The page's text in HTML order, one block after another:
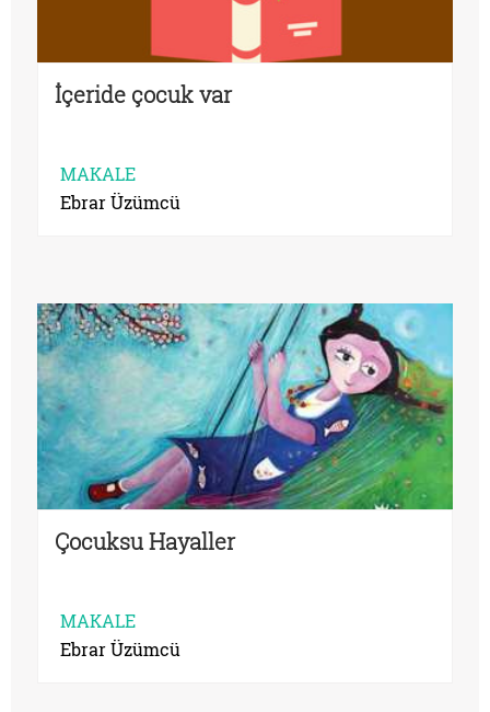
İçeride çocuk var
MAKALE
Ebrar Üzümcü
Çocuksu Hayaller
MAKALE
Ebrar Üzümcü